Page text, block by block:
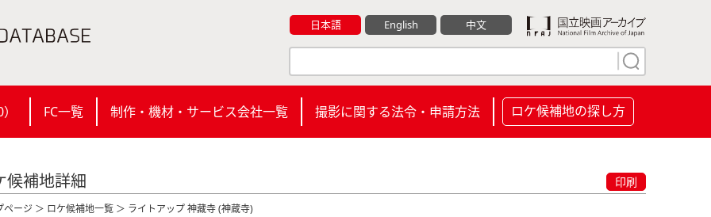
日本語 English 中文
） FC一覧 制作・機材・サービス会社一覧 撮影に関する法令・申請方法 ロケ候補地の探し方
候補地詳細 印刷
ページ ＞ ロケ候補地一覧 ＞ ライトアップ 神藏寺 (神蔵寺)